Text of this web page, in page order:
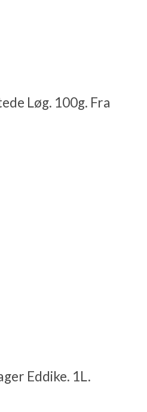
Løg. 100g. Fra
Eddike. 1L.